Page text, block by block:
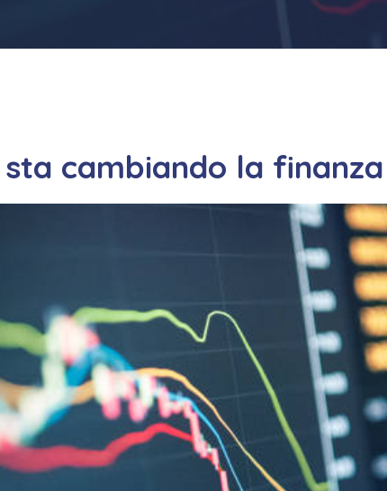
sta cambiando la